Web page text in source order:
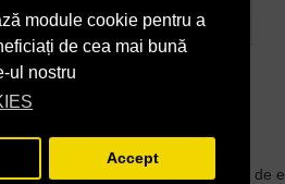
module cookie pentru a
de cea mai bună
ul nostru
Accept
zone de sanatate publica.
sa actioneze. Respectati timpii de